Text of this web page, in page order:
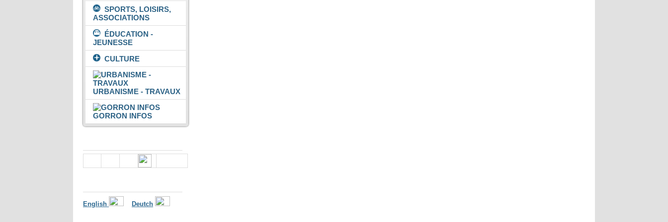
SPORTS, LOISIRS,
ASSOCIATIONS
ÉDUCATION -
JEUNESSE
CULTURE
URBANISME - TRAVAUX
GORRON INFOS
English Deutch